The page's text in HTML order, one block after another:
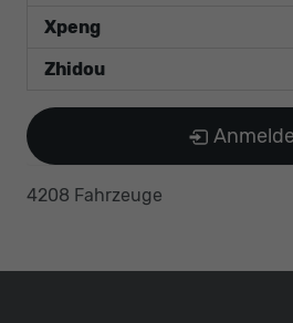
Xpeng
Zhidou
4208 Fahrzeuge